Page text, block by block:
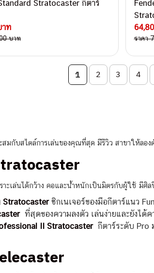
Stratocaster กีตาร์
าท
บาท ราคา
1 2 3 4
มกับสไตล์การเล่นของคุณที่สุด มีรีวิว สาขาให้ลอ
าะเล่นได้กว้าง คอและน้ำหนักเป็นมิตรกับผู้ใช้ มีศิ
Stratocasterซิกเนเจอร์ของมือกีตาร์แนว
ที่สุดของความลงตัว เล่นง่ายและยังได้
II Stratocaster กีตาร์ระดับ Pro